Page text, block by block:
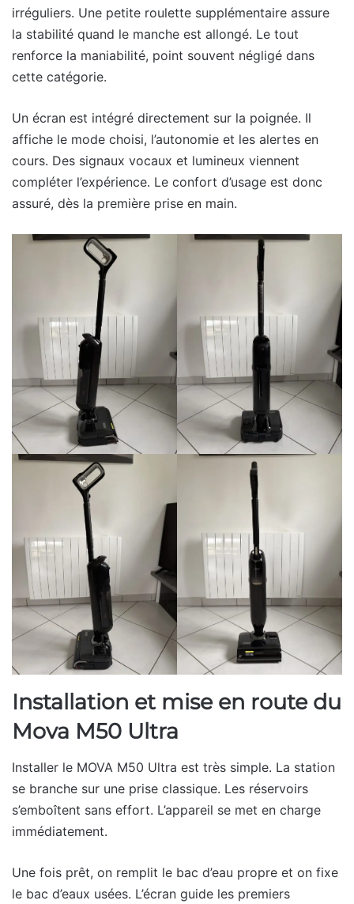
irréguliers. Une petite roulette supplémentaire assure
la stabilité quand le manche est allongé. Le tout
renforce la maniabilité, point souvent négligé dans
cette catégorie.
Un écran est intégré directement sur la poignée. Il
affiche le mode choisi, l’autonomie et les alertes en
cours. Des signaux vocaux et lumineux viennent
compléter l’expérience. Le confort d’usage est donc
assuré, dès la première prise en main.
Installation et mise en route du
Mova M50 Ultra
Installer le MOVA M50 Ultra est très simple. La station
se branche sur une prise classique. Les réservoirs
s’emboîtent sans effort. L’appareil se met en charge
immédiatement.
Une fois prêt, on remplit le bac d’eau propre et on fixe
le bac d’eaux usées. L’écran guide les premiers